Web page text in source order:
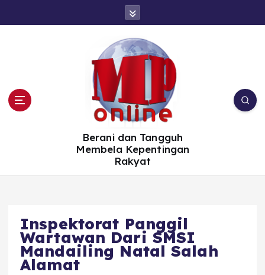
Berani dan Tangguh
Membela Kepentingan
Rakyat
Inspektorat Panggil
Wartawan Dari SMSI
Mandailing Natal Salah
Alamat